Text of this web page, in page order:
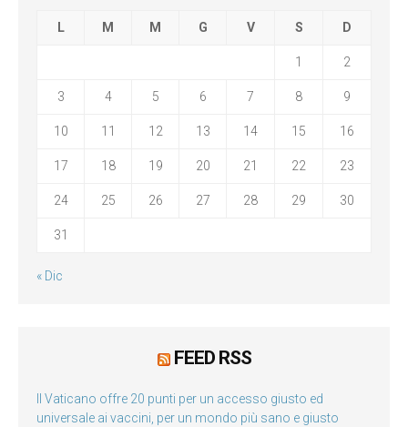
L M M G V S D
1 2
3 4 5 6 7 8 9
10 11 12 13 14 15 16
17 18 19 20 21 22 23
24 25 26 27 28 29 30
31
« Dic
FEED RSS
Il Vaticano offre 20 punti per un accesso giusto ed
universale ai vaccini, per un mondo più sano e giusto